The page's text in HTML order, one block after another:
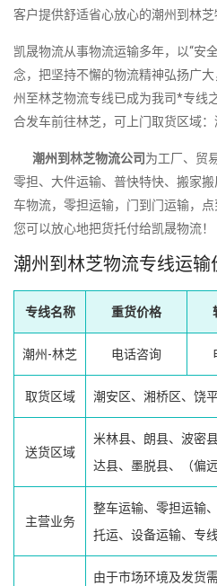
客户提供舒适省心放心的潮州到林芝
凯晟物流从事物流运输多年，以“安
念，把坚持不懈的物流精神弘扬广
州至林芝物流专线已成为我司*专线
合发车前往林芝，可上门取货区域：
潮州到林芝物流公司为工厂、贸
零担、大件运输、普快特快、搬家
车物流，零担运输，门到门运输，点
您可以放心地把货托付给凯晟物流！
潮州到林芝物流专线运输
专线名称 重货价格
潮州-林芝 电话咨询
取货区域 潮安区、湘桥区、饶平
送货区域
米林县、朗县、波密
达县、墨脱县、（偏
主营业务
整车运输、零担运输
托运、设备运输、专
由于市场环境及发货